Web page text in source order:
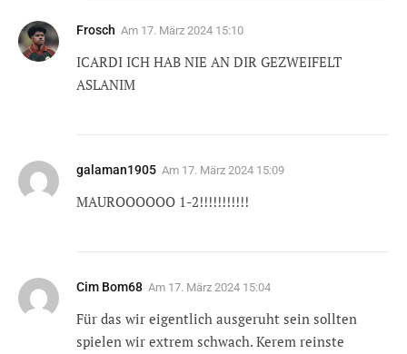
Frosch Am 17. März 2024 15:10
ICARDI ICH HAB NIE AN DIR GEZWEIFELT
ASLANIM
galaman1905 Am 17. März 2024 15:09
MAUROOOOOO 1-2!!!!!!!!!!!
Cim Bom68 Am 17. März 2024 15:04
Für das wir eigentlich ausgeruht sein sollten
spielen wir extrem schwach. Kerem reinste